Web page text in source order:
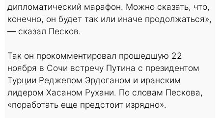
дипломатический марафон. Можно сказать, что,
конечно, он будет так или иначе продолжаться»,
— сказал Песков.
Так он прокомментировал прошедшую 22
ноября в Сочи встречу Путина с президентом
Турции Реджепом Эрдоганом и иранским
лидером Хасаном Рухани. По словам Пескова,
«поработать еще предстоит изрядно».